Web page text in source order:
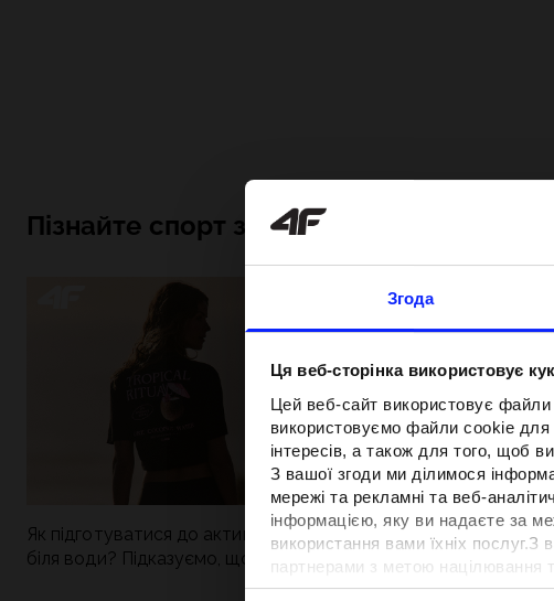
Згода
Ця веб-сторінка використовує
Цей веб-сайт використовує
використовуємо файли cookie для
інтересів, а також для того, щоб
З вашої згоди ми ділимося
мережі та рекламні та веб-
інформацією, яку ви надаєте за
використання вами їхніх
партнерами з метою націлювання
відповідності вмісту та
Пізнайте спорт зсередини
Як підготуватися до активного дня
біля води? Підказуємо, що зібрати до
Нова колекція 4F для
паделу. Спортивна
поєднується із